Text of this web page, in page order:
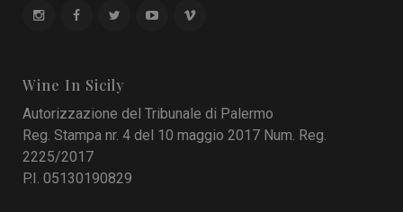
Wine In Sicily
Autorizzazione del Tribunale di Palermo
Reg. Stampa nr. 4 del 10 maggio 2017 Num. Reg.
2225/2017
P.I. 05130190829